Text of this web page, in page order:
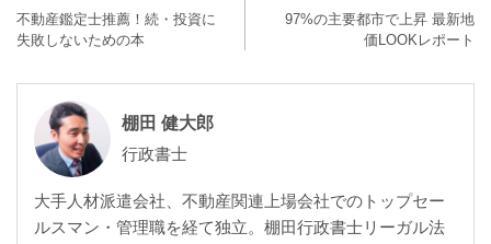
不動産鑑定士推薦！続・投資に
失敗しないための本
97%の主要都市で上昇 最新地
価LOOKレポート
棚田 健大郎
行政書士
大手人材派遣会社、不動産関連上場会社でのトップセー
ルスマン・管理職を経て独立。棚田行政書士リーガル法